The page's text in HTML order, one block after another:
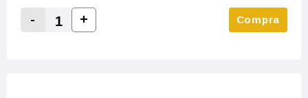
Decrease Quantity:
-
Increase Quantity:
+ Compra